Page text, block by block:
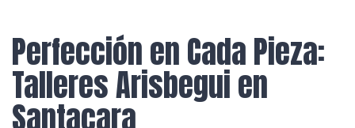
Perfección en Cada Pieza:
Talleres Arisbegui en
Santacara